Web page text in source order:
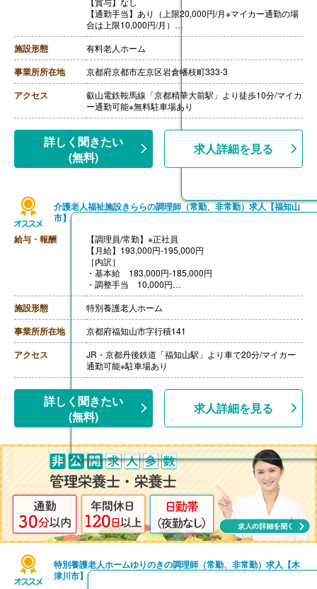
【通勤手当】あり（上限20,000円/月※マイカー通勤の場
合は上限10,000円/月）
【昇給】なし
【退職金】なし
施設形態 有料老人ホーム
事業所所在地 京都府京都市左京区岩倉幡枝町333-3
アクセス
叡山電鉄鞍馬線「京都精華大前駅」より徒歩10分/マイカ
ー通勤可能※無料駐車場あり
詳しく聞きたい
(無料)
求人詳細を見る
介護老人福祉施設きららの調理師（常勤、非常勤）求人【福知山
市】
給与・報酬
【調理員/常勤】※正社員
【月給】193,000円-195,000円
［内訳］
・基本給 183,000円-185,000円
・調整手当 10,000円
［その他手当］
・資格手当 管理栄養士10,000円、栄養士8,000円、調
理師4,000円
・住宅手当 7,000円
【賞与】年2回（計2.50ヶ月分）※前年度実績
【通勤手当】あり（上限15,000円/月）
【昇給】あり（1月あたり1,000円-3,000円）※前年度実
績
【栄養士/非常勤】
【時給】1,122円
［その他手当］
・資格手当 最大8,000円（出勤日数・時間により異な
る）
・休日出勤手当 50円/時（日曜・祝日出勤の場合）
【賞与】年2回（計1.80ヶ月分）※前年度実績
【通勤手当】あり（上限15,000円/月）
【昇給】なし
【退職金】なし
施設形態 特別養護老人ホーム
事業所所在地 京都府福知山市字行積141
アクセス
JR・京都丹後鉄道「福知山駅」より車で20分/マイカー
通勤可能※駐車場あり
詳しく聞きたい
(無料)
求人詳細を見る
特別養護老人ホームゆりのきの調理師（常勤、非常勤）求人【木
津川市】